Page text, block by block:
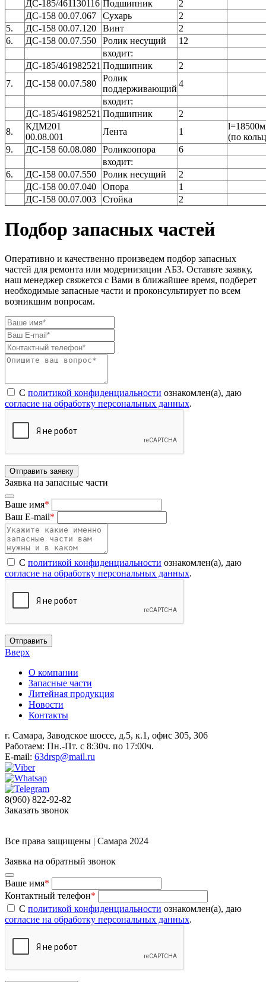
ДС-185/461130116 Подшипник
2
ДС-158 00.07.067
Сухарь
2
5.
ДС-158 00.07.120 Винт
2
6.
ДС-158 00.07.550 Ролик несущий
12
входит:
ДС-185/461982521 Подшипник
2
7.
ДС-158 00.07.580
Ролик
поддерживающий
4
входит:
ДС-185/461982521 Подшипник
2
8.
КДМ201
00.08.001
Лента 1
(по
9.
ДС-158 60.08.080 Роликоопора
6
входит:
6.
ДС-158 00.07.550 Ролик несущий
2
ДС-158 00.07.040
Опора
1
ДС-158 00.07.003
Стойка 2
Подбор запасных частей
Оперативно и качественно произведем подбор запасных
частей для ремонта или модернизации АБЗ. Оставьте заявку,
наш менеджер свяжется с Вами в ближайшее время, подберет
необходимые запасные части и проконсультирует по всем
возникшим вопросам.
С политикой конфиденциальности ознакомлен(а), даю
согласие на обработку персональных данных.
Отправить заявку
Заявка на запасные части
Ваше имя*
Ваш E-mail*
С политикой конфиденциальности ознакомлен(а), даю
согласие на обработку персональных данных.
Отправить
Вверх
О компании
Запасные части
Литейная продукция
Новости
Контакты
г. Самара, Заводское шоссе, д.5, к.1, офис 305, 306
Работаем: Пн.-Пт. с 8:30ч. по 17:00ч.
E-mail: 63drsp@mail.ru
8(960) 822-92-82
Заказать звонок
Все права защищены | Самара 2024
Заявка на обратный звонок
Ваше имя*
Контактный телефон*
С политикой конфиденциальности ознакомлен(а), даю
согласие на обработку персональных данных.